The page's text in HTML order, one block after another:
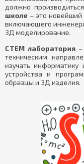
должно
школе – это
включающего
3Д моделирование.
СТЕМ лаборатория–
техническим
изучать информатику
устройства и
образцы и 3Д изделия.